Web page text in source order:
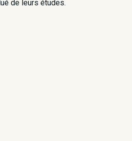
de leurs études.